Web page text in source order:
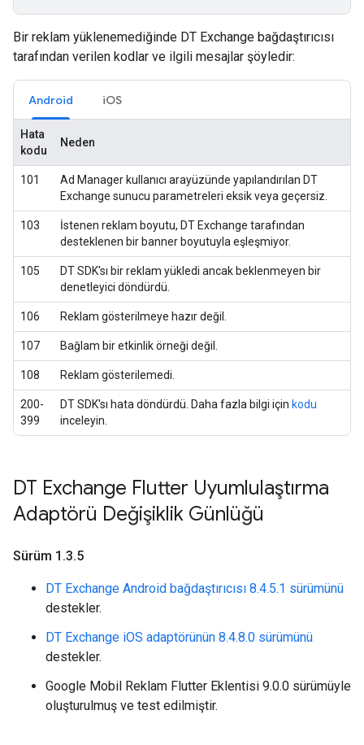
Bir reklam yüklenemediğinde DT Exchange bağdaştırıcısı
tarafından verilen kodlar ve ilgili mesajlar şöyledir:
Android iOS
Hata
kodu
Neden
101
Ad Manager kullanıcı arayüzünde yapılandırılan DT
Exchange sunucu parametreleri eksik veya geçersiz.
103
İstenen reklam boyutu, DT Exchange tarafından
desteklenen bir banner boyutuyla eşleşmiyor.
105
DT SDK'sı bir reklam yükledi ancak beklenmeyen bir
denetleyici döndürdü.
106 Reklam gösterilmeye hazır değil.
107 Bağlam bir etkinlik örneği değil.
108 Reklam gösterilemedi.
200-
399
DT SDK'sı hata döndürdü. Daha fazla bilgi için kodu
inceleyin.
DT Exchange Flutter Uyumlulaştırma
Adaptörü Değişiklik Günlüğü
Sürüm 1 .3.5
DT Exchange Android bağdaştırıcısı 8.4.5.1 sürümünü
destekler.
DT Exchange iOS adaptörünün 8.4.8.0 sürümünü
destekler.
Google Mobil Reklam Flutter Eklentisi 9.0.0 sürümüyle
oluşturulmuş ve test edilmiştir.